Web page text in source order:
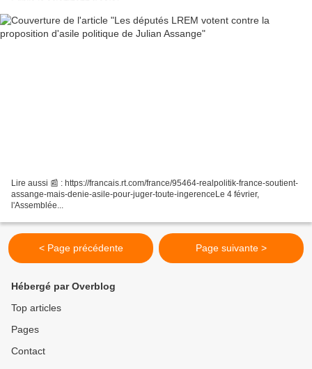
Lire aussi 📰 : https://francais.rt.com/france/95464-realpolitik-france-soutient-
assange-mais-denie-asile-pour-juger-toute-ingerenceLe 4 février,
l'Assemblée...
< Page précédente Page suivante >
Hébergé par Overblog
Top articles
Pages
Contact